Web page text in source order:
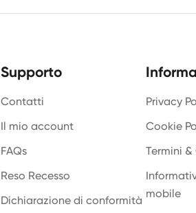
Supporto
Contatti
Il mio account
FAQs
Reso Recesso
Dichiarazione di conformità
Privacy
Cookie
Termini
mobile